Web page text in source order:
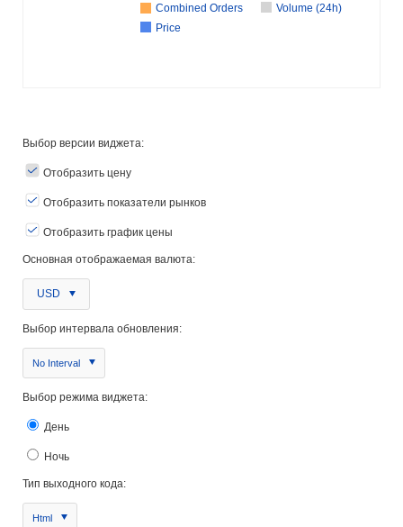
Combined Orders
Volume (24h)
Price
Выбор версии виджета:
Отобразить цену
Отобразить показатели рынков
Отобразить график цены
Основная отображаемая валюта:
USD
Выбор интервала обновления:
No Interval
Выбор режима виджета:
День
Ночь
Тип выходного кода:
Html